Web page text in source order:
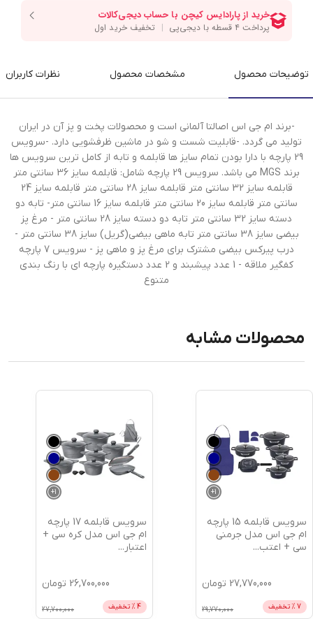
توضیحات محصول مشخصات محصول نظرات کاربران
-برند ام جی اس اصالتا آلمانی است و محصولات پخت و پز آن در ایران
تولید می گردد. -قابلیت شست و شو در ماشین ظرفشویی دارد. -سرویس
29 پارچه با دارا بودن تمام سایز ها قابلمه و تابه از کامل ترین سرویس ها
برند MGS می باشد. سرویس 29 پارچه شامل: قابلمه سایز 36 سانتی متر
قابلمه سایز 32 سانتی متر قابلمه سایز 28 سانتی متر قابلمه سایز 24
سانتی متر قابلمه سایز 20 سانتی متر قابلمه سایز 16 سانتی متر- تابه دو
دسته سایز 32 سانتی متر تابه دو دسته سایز 28 سانتی متر - مرغ پز
بیضی سایز 38 سانتی متر تابه ماهی بیضی(گریل) سایز 38 سانتی متر -
درب پیرکس بیضی مشترک برای مرغ پز و ماهی پز - سرویس 7 پارچه
کفگیر ملاقه - 1 عدد پیشبند و 2 عدد دستگیره پارچه ای با رنگ بندی
متنوع
محصولات مشابه
1
+
سرویس قابلمه 15 پارچه
ام جی اس مدل جرمنی
سی + اعتب...
27,770,000 تومان
7 % تخفیف 29,770,000
1
+
سرویس قابلمه 17 پارچه
ام جی اس مدل کره سی +
اعتبار...
26,700,000 تومان
4 % تخفیف 27,700,000